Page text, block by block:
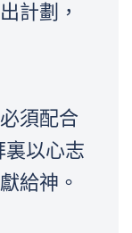
計劃，
須配合
裏以心志
給神。